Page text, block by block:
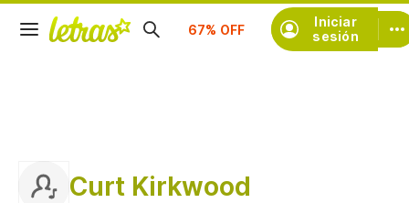
Iniciar
sesión
Suscríbete
Curt Kirkwood